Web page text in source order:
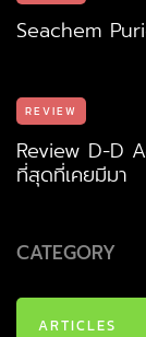
Seachem
REVIEW
Review D-D
ที่สุดที่เคยมีมา
CATEGORY
ARTICLES